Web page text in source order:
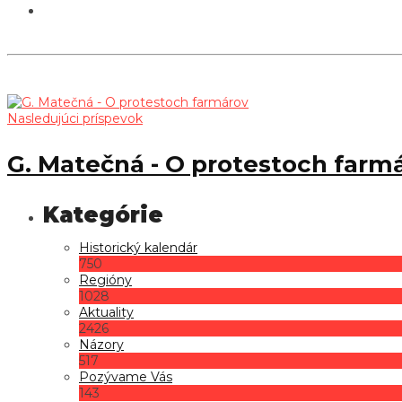
Nasledujúci príspevok
G. Matečná - O protestoch
Historický kalendár
750
Regióny
1028
Aktuality
2426
Názory
517
Pozývame Vás
143